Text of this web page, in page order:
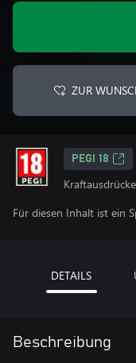
ZUR
PEGI 18
Für diesen Inhalt ist ein
DETAILS
Beschreibung